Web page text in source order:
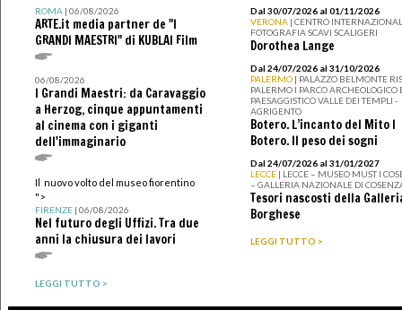
ROMA| 06/08/2026
ARTE.it media partner de "I
GRANDI MAESTRI" di KUBLAI Film
06/08/2026
I Grandi Maestri: da Caravaggio
a Herzog, cinque appuntamenti
al cinema con i giganti
dell'immaginario
Il nuovo volto del museo fiorentino
">
FIRENZE| 06/08/2026
Nel futuro degli Uffizi. Tra due
anni la chiusura dei lavori
LEGGI TUTTO >
Dal 30/07/2026 al 01/11/2026
VERONA | CENTRO
FOTOGRAFIA SCAVI SCALIGERI
Dorothea Lange
Dal 24/07/2026 al 31/10/2026
PALERMO | PALAZZO BELMONTE
PALERMO I PARCO ARCHEOLOGICO
PAESAGGISTICO VALLE DEI TEMPLI -
AGRIGENTO
Botero. L’incanto del Mito I
Botero. Il peso dei sogni
Dal 24/07/2026 al 31/01/2027
LECCE | LECCE – MUSEO MUST I
– GALLERIA NAZIONALE DI
Tesori nascosti della
Borghese
LEGGI TUTTO >